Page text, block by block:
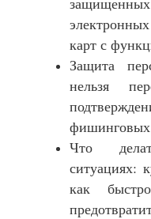
карт с
Защита
нельзя
фишинговых
Что
ситуациях:
как